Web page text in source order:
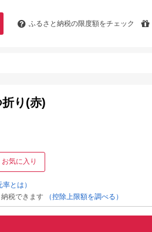
ふるさと納税の限度額をチェック
り(赤)
お気に入り
率とは）
税できます
（控除上限額を調べる）